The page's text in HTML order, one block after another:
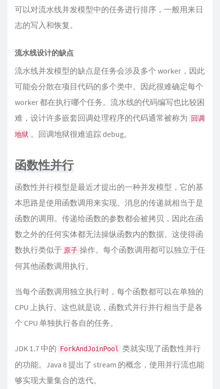
可以对流水线并发模型中的任务进行排序，一般用来日
志的写入和恢复。
流水线设计的缺点
流水线并发模型的缺点是任务会涉及多个 worker，因此
可能会分散在项目代码的多个类中。因此很难确定每个
worker 都在执行哪个任务。流水线的代码编写也比较困
难，设计许多嵌套回调处理程序的代码通常被称为 回调
地狱 。回调地狱很难追踪 debug。
函数性并行
函数性并行模型是最近才提出的一种并发模型，它的基
本思路是使用函数调用来实现。消息的传递就相当于是
函数的调用。传递给函数的参数都会被拷贝，因此在函
数之外的任何实体都无法操纵函数内的数据。这使得函
数执行类似于 原子 操作。每个函数调用都可以独立于任
何其他函数调用执行。
当每个函数调用独立执行时，每个函数都可以在单独的
CPU 上执行。这也就是说，函数式并行并行相当于是各
个 CPU 单独执行各自的任务。
JDK 1.7 中的 ForkAndJoinPool
类就实现了函数性并行
的功能。Java 8 提出了 stream 的概念，使用并行流也能
够实现大量集合的迭代。